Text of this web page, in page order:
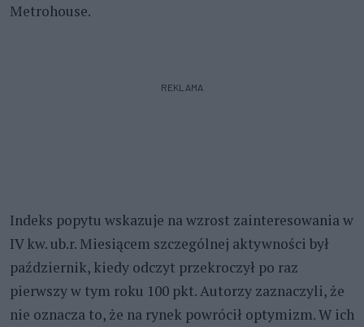
Metrohouse.
REKLAMA
Indeks popytu wskazuje na wzrost zainteresowania w
IV kw. ub.r. Miesiącem szczególnej aktywności był
październik, kiedy odczyt przekroczył po raz
pierwszy w tym roku 100 pkt. Autorzy zaznaczyli, że
nie oznacza to, że na rynek powrócił optymizm. W ich